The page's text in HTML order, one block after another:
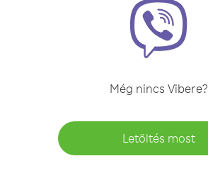
Még nincs Vibere?
Letöltés most